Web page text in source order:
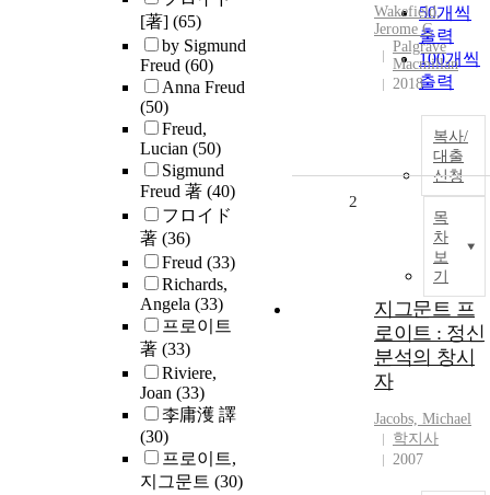
[著] (65)
by Sigmund
Freud (60)
Anna Freud
(50)
Freud,
Lucian (50)
Sigmund
Freud 著 (40)
フロイド
著 (36)
Freud (33)
Richards,
Angela (33)
프로이트
著 (33)
Riviere,
Joan (33)
李庸濩 譯
(30)
프로이트,
지그문트 (30)
50개씩
출력
100개씩
출력
Wakefield,
Jerome C
Palgrave
Macmillan
2018
복사/
대출
신청
목
차
보
기
2
지그문트 프
로이트 : 정신
분석의 창시
자
Jacobs, Michael
학지사
2007